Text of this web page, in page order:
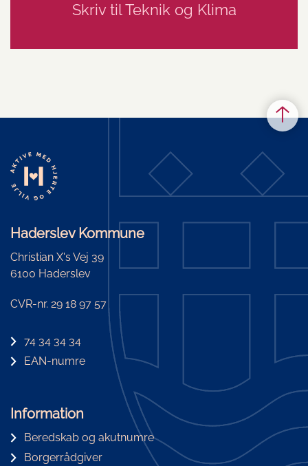
Skriv til Teknik og Klima
Haderslev Kommune
Christian X's Vej 39
6100 Haderslev
CVR-nr. 29 18 97 57
74 34 34 34
EAN-numre
Information
Beredskab og akutnumre
Borgerrådgiver